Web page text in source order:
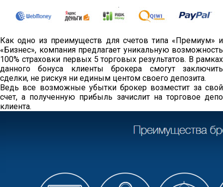
Как одно из преимуществ для счетов типа «Премиум» и
«Бизнес», компания предлагает уникальную возможность
100% страховки первых 5 торговых результатов. В рамках
данного бонуса клиенты брокера смогут заключить
сделки, не рискуя ни единым центом своего депозита.
Ведь все возможные убытки брокер возместит за свой
счет, а полученную прибыль зачислит на торговое депо
клиента.